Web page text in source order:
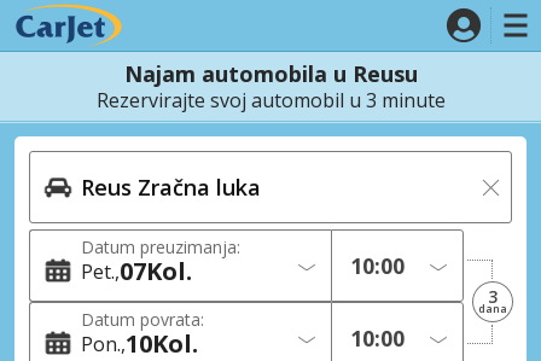
Najam automobila u Reusu
Rezervirajte svoj automobil u 3 minute
Datum preuzimanja:
Pet. 07Kol.
Datum povrata:
Pon. 10Kol.
3
dana